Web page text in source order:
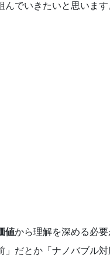
んでいきたいと思います
値から理解を深める必要
だとか「ナノバブル